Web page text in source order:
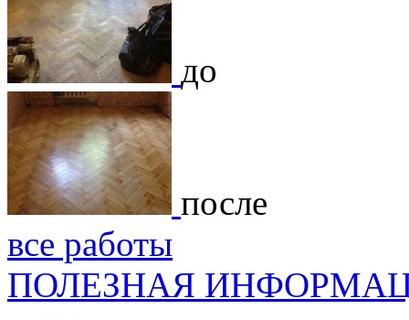
до
после
все работы
ПОЛЕЗНАЯ